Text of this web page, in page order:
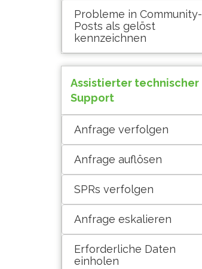
Probleme in Community-
Posts als gelöst
kennzeichnen
Assistierter technischer
Support
Anfrage verfolgen
Anfrage auflösen
SPRs verfolgen
Anfrage eskalieren
Erforderliche Daten
einholen